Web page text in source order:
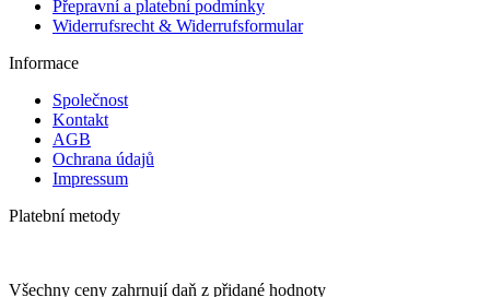
Widerrufsrecht & Widerrufsformular
Kontakt
AGB
Ochrana údajů
Impressum
Platební metody
Všechny ceny zahrnují daň z přidané hodnoty